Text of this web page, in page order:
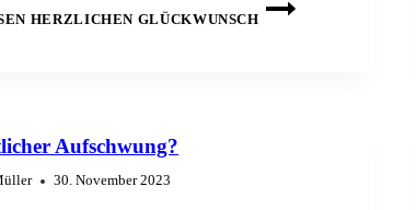
HERZLICHEN GLÜCKWUNSCH
Aufschwung?
30. November 2023